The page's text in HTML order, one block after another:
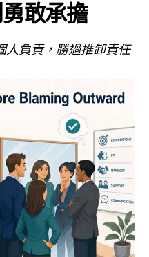
敢承擔
人負責，勝過推卸責任